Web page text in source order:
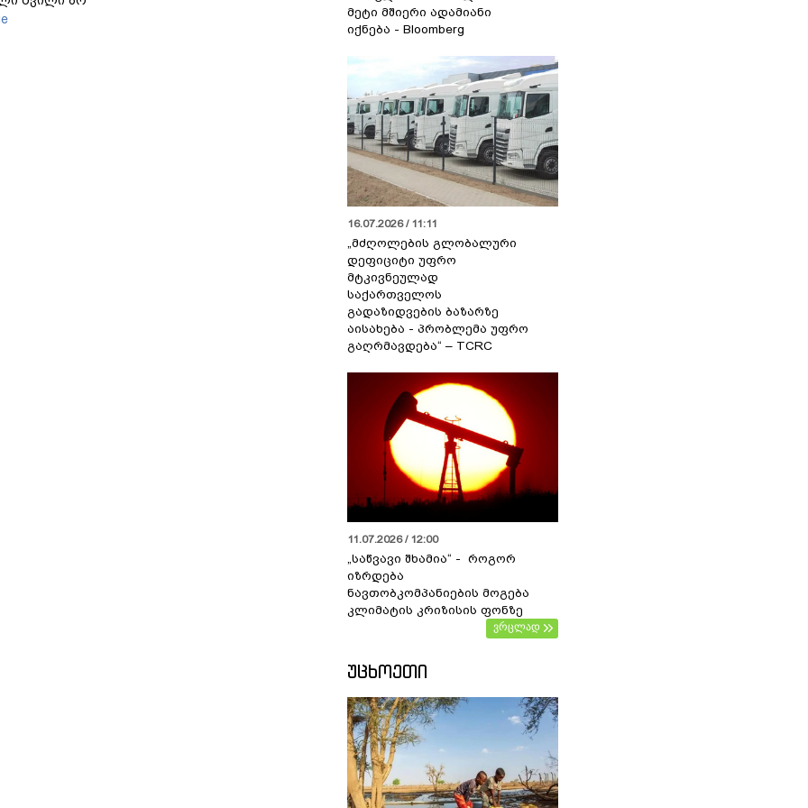
ანასტასია
მეტი მშიერი ადამიანი
იქნება - Bloomberg
16.07.2026 / 11:11
„მძღოლების გლობალური
დეფიციტი უფრო
მტკივნეულად
საქართველოს
გადაზიდვების ბაზარზე
აისახება - პრობლემა უფრო
გაღრმავდება“ – TCRC
11.07.2026 / 12:00
„საწვავი შხამია“ - როგორ
იზრდება
ნავთობკომპანიების მოგება
კლიმატის კრიზისის ფონზე
ვრცლად
ᲣᲪᲮᲝᲔᲗᲘ